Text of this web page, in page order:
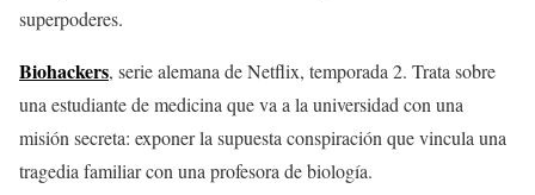
superpoderes.
Biohackers, serie alemana de Netflix, temporada 2. Trata sobre
una estudiante de medicina que va a la universidad con una
misión secreta: exponer la supuesta conspiración que vincula una
tragedia familiar con una profesora de biología.